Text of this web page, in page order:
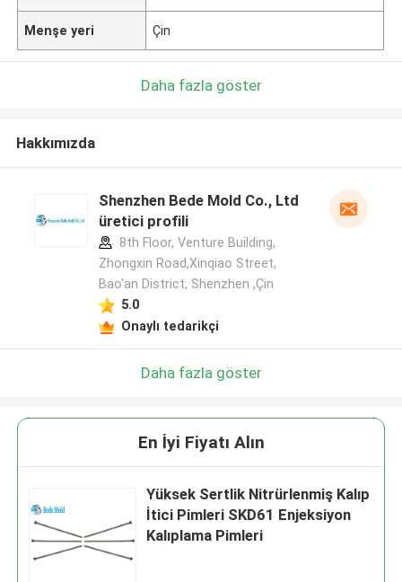
Menşe yeri Çin
Daha fazla göster
Hakkımızda
Shenzhen Bede Mold Co., Ltd
üretici profili
8th Floor, Venture Building,
Zhongxin Road,Xinqiao Street,
Bao'an District, Shenzhen ,Çin
5.0
Onaylı tedarikçi
Daha fazla göster
En İyi Fiyatı Alın
Yüksek Sertlik Nitrürlenmiş Kalıp
İtici Pimleri SKD61 Enjeksiyon
Kalıplama Pimleri